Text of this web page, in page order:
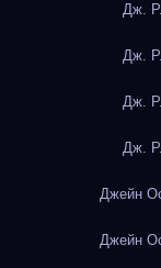
Дж.
Дж.
Дж.
Дж.
Джейн
Джейн